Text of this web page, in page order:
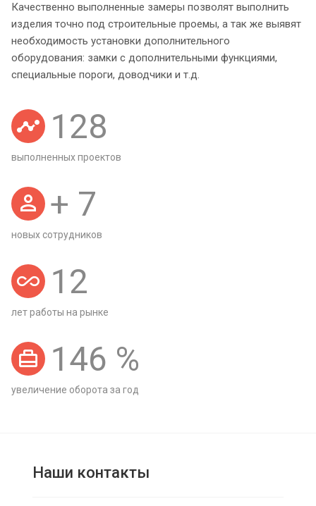
Качественно выполненные замеры позволят выполнить
изделия точно под строительные проемы, а так же выявят
необходимость установки дополнительного
оборудования: замки с дополнительными функциями,
специальные пороги, доводчики и т.д.
128
выполненных проектов
+ 7
новых сотрудников
12
лет работы на рынке
146 %
увеличение оборота за год
Наши контакты